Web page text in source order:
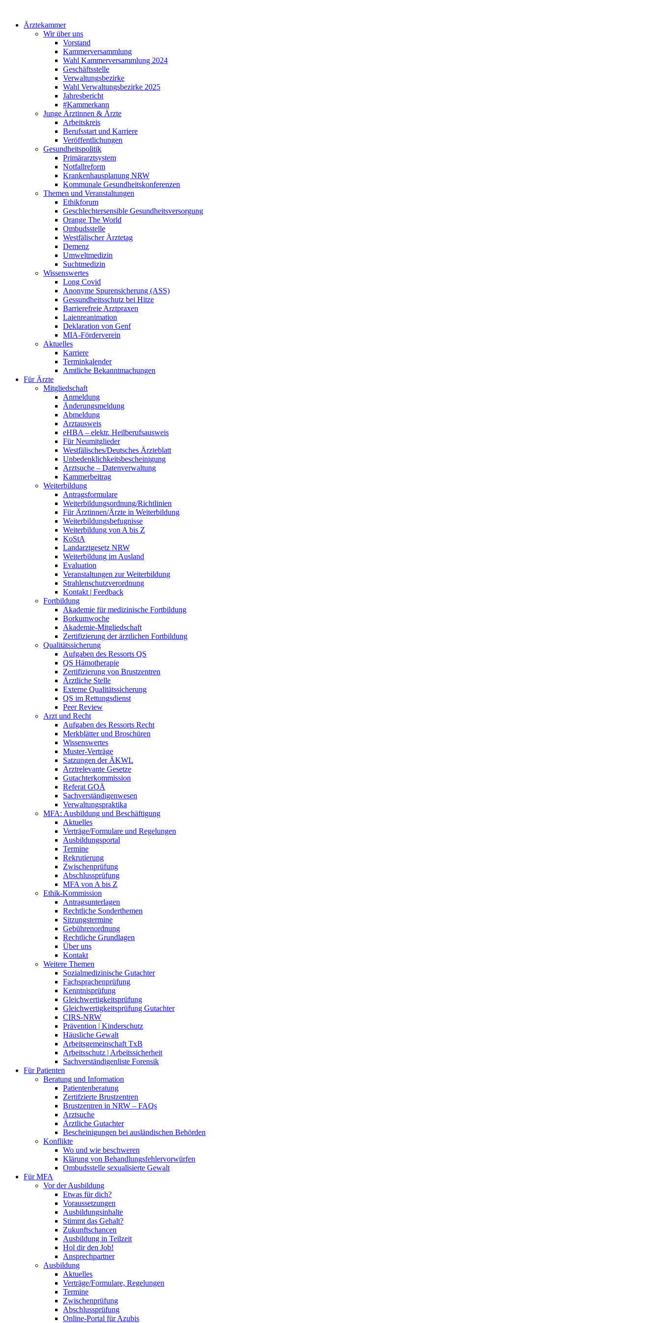
Ärztekammer
Wir über uns
Vorstand
Kammerversammlung
Wahl Kammerversammlung 2024
Geschäftsstelle
Verwaltungsbezirke
Wahl Verwaltungsbezirke 2025
Jahresbericht
#Kammerkann
Junge Ärztinnen & Ärzte
Arbeitskreis
Berufsstart und Karriere
Veröffentlichungen
Gesundheitspolitik
Primärarztsystem
Notfallreform
Krankenhausplanung NRW
Kommunale Gesundheitskonferenzen
Themen und Veranstaltungen
Ethikforum
Geschlechtersensible Gesundheitsversorgung
Orange The World
Ombudsstelle
Westfälischer Ärztetag
Demenz
Umweltmedizin
Suchtmedizin
Wissenswertes
Long Covid
Anonyme Spurensicherung (ASS)
Gessundheitsschutz bei Hitze
Barrierefreie Arztpraxen
Laienreanimation
Deklaration von Genf
MIA-Förderverein
Aktuelles
Karriere
Terminkalender
Amtliche Bekanntmachungen
Für Ärzte
Mitgliedschaft
Anmeldung
Änderungsmeldung
Abmeldung
Arztausweis
eHBA – elektr. Heilberufsausweis
Für Neumitglieder
Westfälisches/Deutsches Ärzteblatt
Unbedenklichkeitsbescheinigung
Arztsuche – Datenverwaltung
Kammerbeitrag
Weiterbildung
Antragsformulare
Weiterbildungsordnung/Richtlinien
Für Ärztinnen/Ärzte in Weiterbildung
Weiterbildungsbefugnisse
Weiterbildung von A bis Z
KoStA
Landarztgesetz NRW
Weiterbildung im Ausland
Evaluation
Veranstaltungen zur Weiterbildung
Strahlenschutzverordnung
Kontakt | Feedback
Fortbildung
Akademie für medizinische Fortbildung
Borkumwoche
Akademie-Mitgliedschaft
Zertifizierung der ärztlichen Fortbildung
Qualitätssicherung
Aufgaben des Ressorts QS
QS Hämotherapie
Zertifizierung von Brustzentren
Ärztliche Stelle
Externe Qualitätssicherung
QS im Rettungsdienst
Peer Review
Arzt und Recht
Aufgaben des Ressorts Recht
Merkblätter und Broschüren
Wissenswertes
Muster-Verträge
Satzungen der ÄKWL
Arztrelevante Gesetze
Gutachterkommission
Referat GOÄ
Sachverständigenwesen
Verwaltungspraktika
MFA: Ausbildung und Beschäftigung
Aktuelles
Verträge/Formulare und Regelungen
Ausbildungsportal
Termine
Rekrutierung
Zwischenprüfung
Abschlussprüfung
MFA von A bis Z
Ethik-Kommission
Antragsunterlagen
Rechtliche Sonderthemen
Sitzungstermine
Gebührenordnung
Rechtliche Grundlagen
Über uns
Kontakt
Weitere Themen
Sozialmedizinische Gutachter
Fachsprachenprüfung
Kenntnisprüfung
Gleichwertigkeitsprüfung
Gleichwertigkeitsprüfung Gutachter
CIRS-NRW
Prävention | Kinderschutz
Häusliche Gewalt
Arbeitsgemeinschaft TxB
Arbeitsschutz | Arbeitssicherheit
Sachverständigenliste Forensik
Für Patienten
Beratung und Information
Patientenberatung
Zertifzierte Brustzentren
Brustzentren in NRW – FAQs
Arztsuche
Ärztliche Gutachter
Bescheinigungen bei ausländischen Behörden
Konflikte
Wo und wie beschweren
Klärung von Behandlungsfehlervorwürfen
Ombudsstelle sexualisierte Gewalt
Für MFA
Vor der Ausbildung
Etwas für dich?
Voraussetzungen
Ausbildungsinhalte
Stimmt das Gehalt?
Zukunftschancen
Ausbildung in Teilzeit
Hol dir den Job!
Ansprechpartner
Ausbildung
Aktuelles
Verträge/Formulare, Regelungen
Termine
Zwischenprüfung
Abschlussprüfung
Online-Portal für Azubis